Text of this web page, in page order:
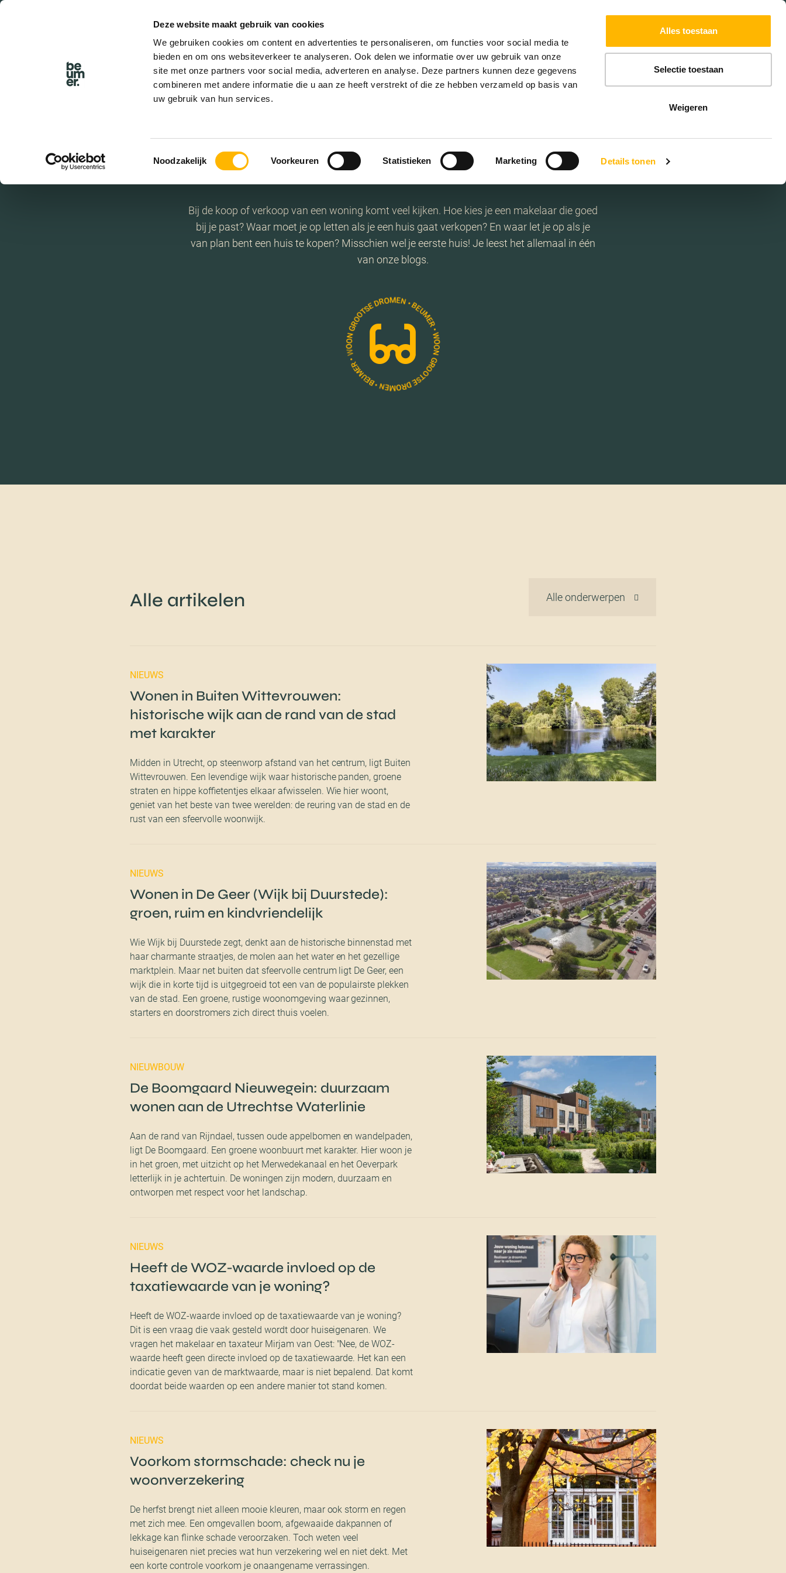
Deze website maakt gebruik van cookies
We gebruiken cookies om content en advertenties te personaliseren, om functies voor social media te
bieden en om ons websiteverkeer te analyseren. Ook delen we informatie over uw gebruik van onze
site met onze partners voor social media, adverteren en analyse. Deze partners kunnen deze gegevens
combineren met andere informatie die u aan ze heeft verstrekt of die ze hebben verzameld op basis van
uw gebruik van hun services.
Toestemmingsselectie
Noodzakelijk Voorkeuren Statistieken Marketing Details tonen
Alles toestaan
Selectie toestaan
Weigeren
EXTRA DIENSTEN
Stay tuned
Bij de koop of verkoop van een woning komt veel kijken. Hoe kies je een makelaar die goed
bij je past? Waar moet je op letten als je een huis gaat verkopen? En waar let je op als je
van plan bent een huis te kopen? Misschien wel je eerste huis! Je leest het allemaal in één
van onze blogs.
Alle artikelen Alle onderwerpen
NIEUWS
Wonen in Buiten Wittevrouwen:
historische wijk aan de rand van de stad
met karakter
Midden in Utrecht, op steenworp afstand van het centrum, ligt Buiten
Wittevrouwen. Een levendige wijk waar historische panden, groene
straten en hippe koffietentjes elkaar afwisselen. Wie hier woont,
geniet van het beste van twee werelden: de reuring van de stad en de
rust van een sfeervolle woonwijk.
NIEUWS
Wonen in De Geer (Wijk bij Duurstede):
groen, ruim en kindvriendelijk
Wie Wijk bij Duurstede zegt, denkt aan de historische binnenstad met
haar charmante straatjes, de molen aan het water en het gezellige
marktplein. Maar net buiten dat sfeervolle centrum ligt De Geer, een
wijk die in korte tijd is uitgegroeid tot een van de populairste plekken
van de stad. Een groene, rustige woonomgeving waar gezinnen,
starters en doorstromers zich direct thuis voelen.
NIEUWBOUW
De Boomgaard Nieuwegein: duurzaam
wonen aan de Utrechtse Waterlinie
Aan de rand van Rijndael, tussen oude appelbomen en wandelpaden,
ligt De Boomgaard. Een groene woonbuurt met karakter. Hier woon je
in het groen, met uitzicht op het Merwedekanaal en het Oeverpark
letterlijk in je achtertuin. De woningen zijn modern, duurzaam en
ontworpen met respect voor het landschap.
NIEUWS
Heeft de WOZ-waarde invloed op de
taxatiewaarde van je woning?
Heeft de WOZ-waarde invloed op de taxatiewaarde van je woning?
Dit is een vraag die vaak gesteld wordt door huiseigenaren. We
vragen het makelaar en taxateur Mirjam van Oest: "Nee, de WOZ-
waarde heeft geen directe invloed op de taxatiewaarde. Het kan een
indicatie geven van de marktwaarde, maar is niet bepalend. Dat komt
doordat beide waarden op een andere manier tot stand komen.
NIEUWS
Voorkom stormschade: check nu je
woonverzekering
De herfst brengt niet alleen mooie kleuren, maar ook storm en regen
met zich mee. Een omgevallen boom, afgewaaide dakpannen of
lekkage kan flinke schade veroorzaken. Toch weten veel
huiseigenaren niet precies wat hun verzekering wel en niet dekt. Met
een korte controle voorkom je onaangename verrassingen.